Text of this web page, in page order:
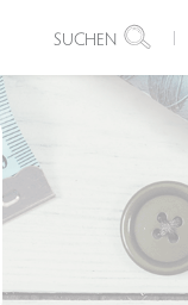
SUCHEN